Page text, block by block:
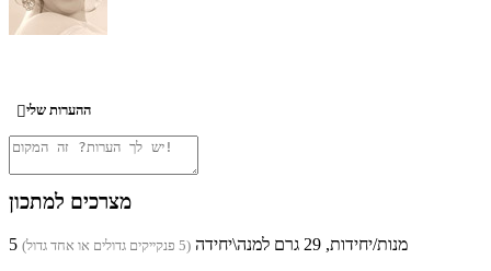
ההערות שלי
מצרכים למתכון
5 מנות/יחידות, 29 גרם למנה\יחידה (5 פנקייקים גדולים או אחד גדול)